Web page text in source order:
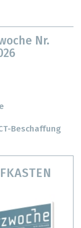
Nr.
Beschaffung